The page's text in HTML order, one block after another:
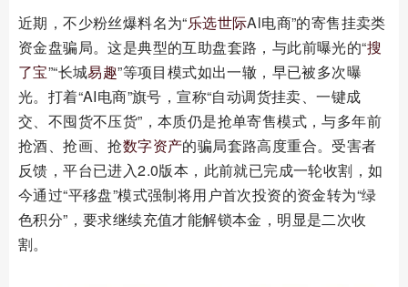
近期，不少粉丝爆料名为“乐选世际Al电商”的寄售挂卖类
资金盘骗局。这是典型的互助盘套路，与此前曝光的“搜
了宝”“长城易趣”等项目模式如出一辙，早已被多次曝
光。打着“AI电商”旗号，宣称“自动调货挂卖、一键成
交、不囤货不压货”，本质仍是抢单寄售模式，与多年前
抢酒、抢画、抢数字资产的骗局套路高度重合。受害者
反馈，平台已进入2.0版本，此前就已完成一轮收割，如
今通过“平移盘”模式强制将用户首次投资的资金转为“绿
色积分”，要求继续充值才能解锁本金，明显是二次收
割。